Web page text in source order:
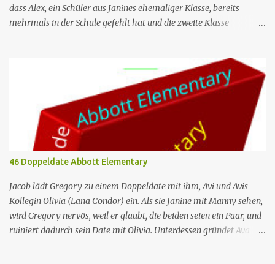
dass Alex, ein Schüler aus Janines ehemaliger Klasse, bereits
mehrmals in der Schule gefehlt hat und die zweite Klasse
Programm nutzen, um auf die E-Mails zu antworten, die er ihnen
regelmäßig schickt. Nr. (ges.) 44 Deutscher Titel Alex Serie Abbott
Elementary Staffel Staffel 3 Nr. (St.) 9 Original­titel Alex Regie
Randall Einhorn Drehbuch Justin Tan Erstaus­strahlung (USA) 10.
Apr. 2024 Deutsch­sprachige Erst­veröffent­lichung (D/A/CH) 14.
Aug. 2024 Abbott Elementary ist eine US-amerikanische Sitcom
im Mockumentary-Stil, die von Quinta Brunson erdacht wurde 🏫
Eine Gruppe von sehr engagierten Lehrern sowie eine etwas
unbeholfene Schulleiterin versuchen trotz aller herrschenden
Widerstände, an einer öffentlichen ...
46 Doppeldate Abbott Elementary
Jacob lädt Gregory zu einem Doppeldate mit ihm, Avi und Avis
Kollegin Olivia (Lana Condor) ein. Als sie Janine mit Manny sehen,
wird Gregory nervös, weil er glaubt, die beiden seien ein Paar, und
ruiniert dadurch sein Date mit Olivia. Unterdessen gründet Ava